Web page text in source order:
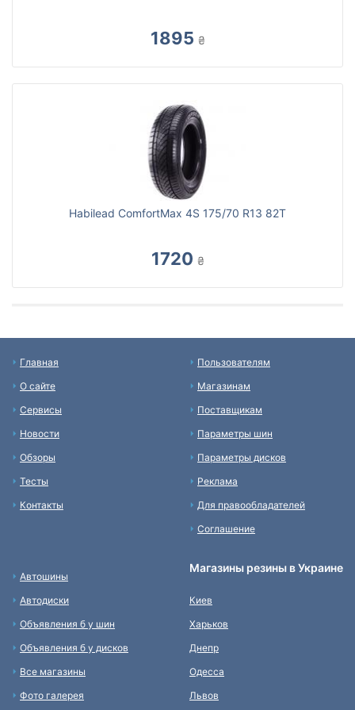
1895 ₴
Habilead ComfortMax 4S 175/70 R13 82T
1720 ₴
Главная
О сайте
Сервисы
Новости
Обзоры
Тесты
Контакты
Пользователям
Магазинам
Поставщикам
Параметры шин
Параметры дисков
Реклама
Для правообладателей
Соглашение
Автошины
Автодиски
Объявления б у шин
Объявления б у дисков
Все магазины
Фото галерея
Магазины резины в Украине
Киев
Харьков
Днепр
Одесса
Львов